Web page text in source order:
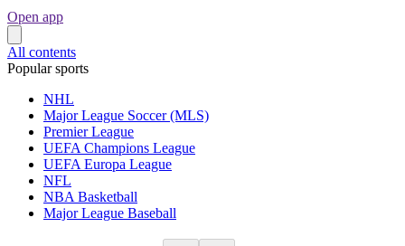
Open app
All contents
Popular sports
NHL
Major League Soccer (MLS)
Premier League
UEFA Champions League
UEFA Europa League
NFL
NBA Basketball
Major League Baseball